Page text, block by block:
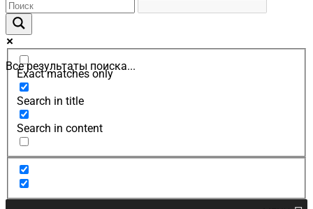
Все результаты поиска...
Exact matches only
Search in title
Search in content